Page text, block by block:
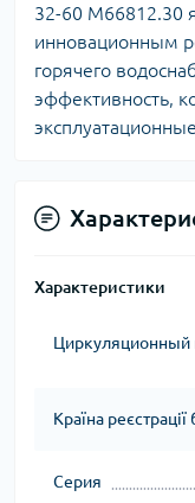
32-60 M66812.30
инновационным
горячего
эффективность,
Характеристики
Циркуляционный
Країна
Серия